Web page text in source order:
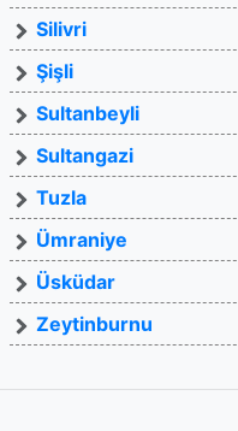
Silivri
Şişli
Sultanbeyli
Sultangazi
Tuzla
Ümraniye
Üsküdar
Zeytinburnu